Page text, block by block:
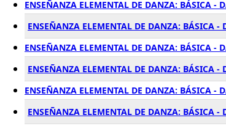
ENSEÑANZA ELEMENTAL DE DANZA: BÁSICA -
ENSEÑANZA ELEMENTAL DE DANZA: BÁSICA
ENSEÑANZA ELEMENTAL DE DANZA: BÁSICA -
ENSEÑANZA ELEMENTAL DE DANZA: BÁSICA
ENSEÑANZA ELEMENTAL DE DANZA: BÁSICA -
ENSEÑANZA ELEMENTAL DE DANZA: BÁSICA